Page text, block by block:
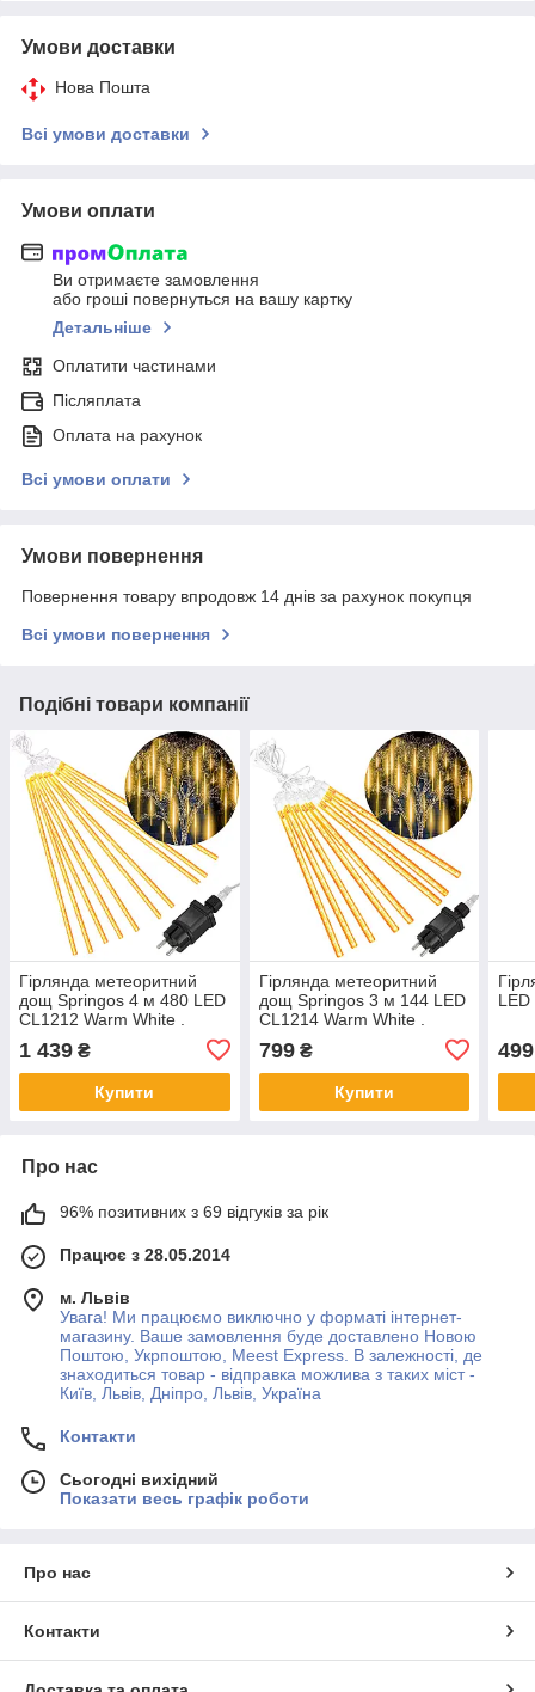
Умови доставки
Нова Пошта
Всі умови доставки
Умови оплати
Ви отримаєте замовлення
або гроші повернуться на вашу картку
Детальніше
Оплатити частинами
Післяплата
Оплата на рахунок
Всі умови оплати
Умови повернення
Повернення товару впродовж 14 днів за рахунок покупця
Всі умови повернення
Подібні товари компанії
Гірлянда метеоритний
дощ Springos 4 м 480 LED
CL1212 Warm White .
1 439 ₴
Купити
Гірлянда метеоритний
дощ Springos 3 м 144 LED
CL1214 Warm White .
799₴
Купити
499
Про нас
96% позитивних з 69 відгуків за рік
Працює з 28.05.2014
м. Львів
Увага! Ми працюємо виключно у форматі інтернет-
магазину. Ваше замовлення буде доставлено Новою
Поштою, Укрпоштою, Meest Express. В залежності, де
знаходиться товар - відправка можлива з таких міст -
Київ, Львів, Дніпро, Львів, Україна
Контакти
Сьогодні вихідний
Показати весь графік роботи
Про нас
Контакти